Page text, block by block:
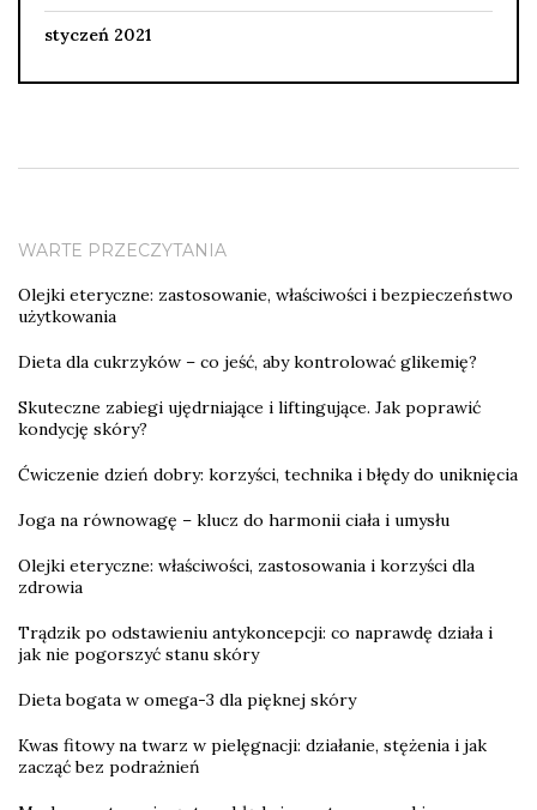
styczeń 2021
WARTE PRZECZYTANIA
Olejki eteryczne: zastosowanie, właściwości i bezpieczeństwo
użytkowania
Dieta dla cukrzyków – co jeść, aby kontrolować glikemię?
Skuteczne zabiegi ujędrniające i liftingujące. Jak poprawić
kondycję skóry?
Ćwiczenie dzień dobry: korzyści, technika i błędy do uniknięcia
Joga na równowagę – klucz do harmonii ciała i umysłu
Olejki eteryczne: właściwości, zastosowania i korzyści dla
zdrowia
Trądzik po odstawieniu antykoncepcji: co naprawdę działa i
jak nie pogorszyć stanu skóry
Dieta bogata w omega-3 dla pięknej skóry
Kwas fitowy na twarz w pielęgnacji: działanie, stężenia i jak
zacząć bez podrażnień